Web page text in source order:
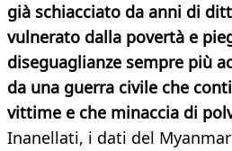
già schiacciato da anni di
vulnerato dalla povertà e
diseguaglianze sempre più
da una guerra civile che
vittime e che minaccia di
Inanellati, i dati del